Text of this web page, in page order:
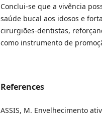
Conclui-se que a vivência
saúde bucal aos idosos e
cirurgiões-dentistas,
como instrumento de
References
ASSIS, M. Envelhecimento